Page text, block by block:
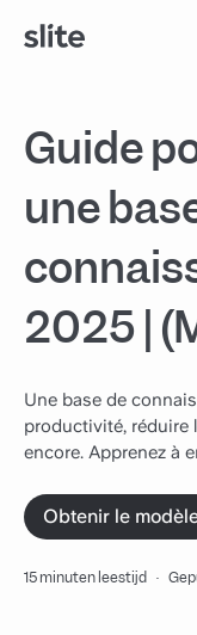
Guide
une
2025 |
Une base de
productivité, réduire
encore. Apprenez à
Obtenir le
15 minuten leestijd ·